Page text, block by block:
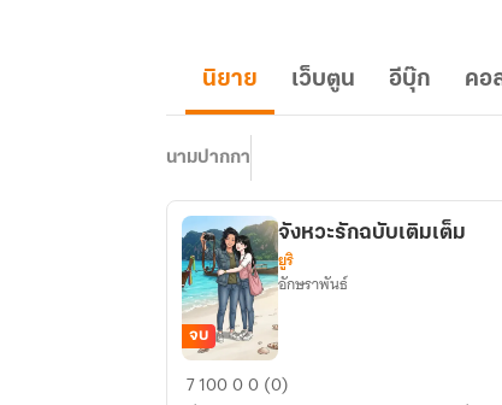
นิยาย เว็บตูน อีบุ๊ก คอ
นามปากกา
จังหวะ
จบ
จังหวะรักฉบับเติมเต็ม
ยูริ
อักษราพันธ์
710000 (0)